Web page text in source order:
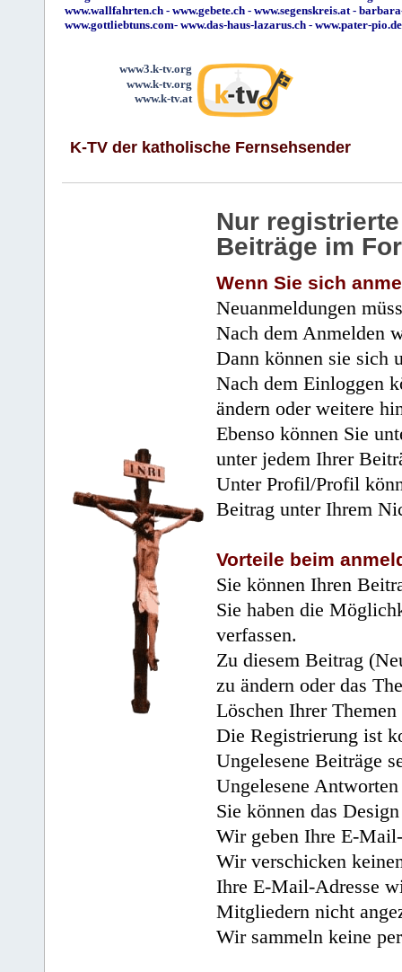
www.wallfahrten.ch - www.gebete.ch - www.segenskreis.at -
www.gottliebtuns.com- www.das-haus-lazarus.ch - www.pater-pio.de
www3.k-tv.org
www.k-tv.org
www.k-tv.at
K-TV der katholische Fernsehsender
Nur
Beiträge im
Wenn Sie sich
Neuanmeldungen
Nach dem Anmelden
Dann können sie sich
Nach dem Einloggen
ändern oder weitere
Ebenso können Sie
unter jedem Ihrer
Unter Profil/Profil
Beitrag unter Ihrem
Vorteile beim
Sie können Ihren
Sie haben die
verfassen.
Zu diesem Beitrag
zu ändern oder das
Löschen Ihrer
Die Registrierung ist
Ungelesene Beiträge
Ungelesene
Sie können das
Wir geben Ihre E-
Wir verschicken
Ihre E-Mail-Adresse
Mitgliedern nicht
Wir sammeln keine